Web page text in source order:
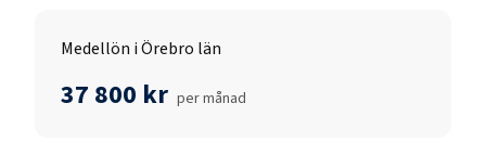
Medellön i Örebro län
37 800 kr per månad